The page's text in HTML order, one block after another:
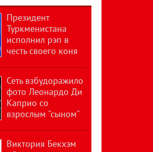
Президент
Туркменистана
исполнил рэп в
честь своего коня
Сеть взбудоражило
фото Леонардо Ди
Каприо со
взрослым "сыном"
Виктория Бекхэм